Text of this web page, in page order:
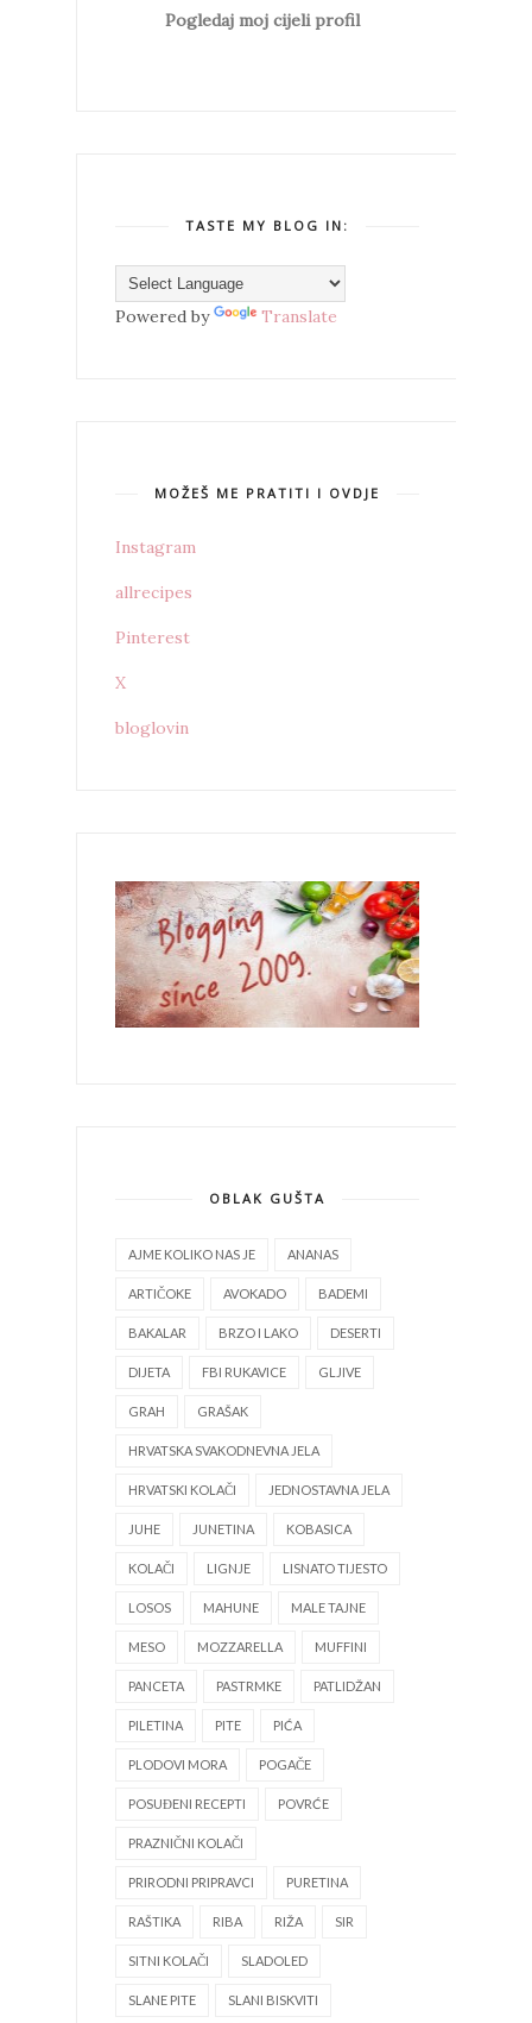
Pogledaj moj cijeli profil
TASTE MY BLOG IN:
Powered by Translate
MOŽEŠ ME PRATITI I OVDJE
Instagram
allrecipes
Pinterest
X
bloglovin
OBLAK GUŠTA
AJME KOLIKO NAS JE ANANAS
ARTIČOKE AVOKADO BADEMI
BAKALAR BRZO I LAKO DESERTI
DIJETA FBI RUKAVICE GLJIVE
GRAH GRAŠAK
HRVATSKA SVAKODNEVNA JELA
HRVATSKI KOLAČI JEDNOSTAVNA JELA
JUHE JUNETINA KOBASICA
KOLAČI LIGNJE LISNATO TIJESTO
LOSOS MAHUNE MALE TAJNE
MESO MOZZARELLA MUFFINI
PANCETA PASTRMKE PATLIDŽAN
PILETINA PITE PIĆA
PLODOVI MORA POGAČE
POSUĐENI RECEPTI POVRĆE
PRAZNIČNI KOLAČI
PRIRODNI PRIPRAVCI PURETINA
RAŠTIKA RIBA RIŽA SIR
SITNI KOLAČI SLADOLED
SLANE PITE SLANI BISKVITI